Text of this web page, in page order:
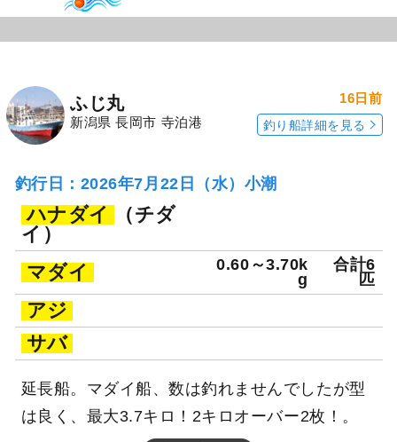
ふじ丸
新潟県 長岡市 寺泊港
16日前
釣り船詳細を見る
釣行日：2026年7月22日（水）小潮
ハナダイ
（チダ
イ）
マダイ
0.60～3.70k
g
合計6
匹
アジ
サバ
延長船。マダイ船、数は釣れませんでしたが型
は良く、最大3.7キロ！2キロオーバー2枚！。